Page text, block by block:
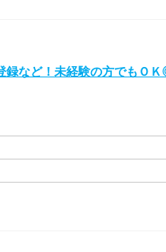
録など！未経験の方でもＯ